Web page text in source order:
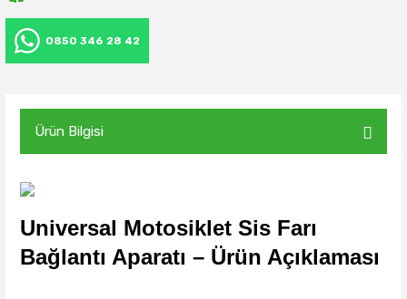
0850 346 28 42
Ürün Bilgisi
Universal Motosiklet Sis Farı
Bağlantı Aparatı – Ürün Açıklaması